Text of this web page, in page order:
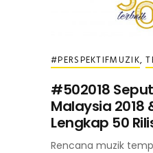
#PERSPEKTIFMUZIK,
#502018
Malaysia 2018
Lengkap 50
Rencana muzik